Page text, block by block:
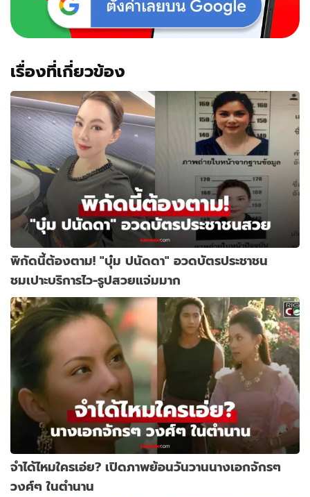
เรื่องที่เกี่ยวข้อง
พิกัดนี้ต้องตาม! "บุ๋ม ปนัดดา" อวดบัตรประชาชน
ชมเปาะบริการไว-รูปสวยแจ่มมาก
จำได้ไหมใครเอ่ย? เปิดภาพย้อนวันวานนางเอกจักรๆ
วงศ์ๆ ในตำนาน